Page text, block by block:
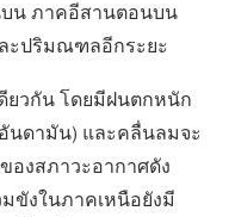
น ภาคอีสานตอนบน
ะปริมณฑลอีกระยะ
ยวกัน โดยมีฝนตกหนัก
นดามัน) และคลื่นลมจะ
องสภาวะอากาศดัง
ขังในภาคเหนือยังมี